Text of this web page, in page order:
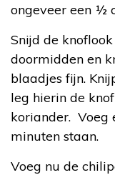
ongeveer een ½
Snijd de
doormidden en
blaadjes fijn.
leg hierin de
koriander. Voeg
minuten staan.
Voeg nu de